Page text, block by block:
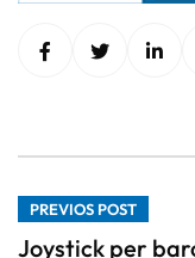
PREVIOS POST
Joystick per